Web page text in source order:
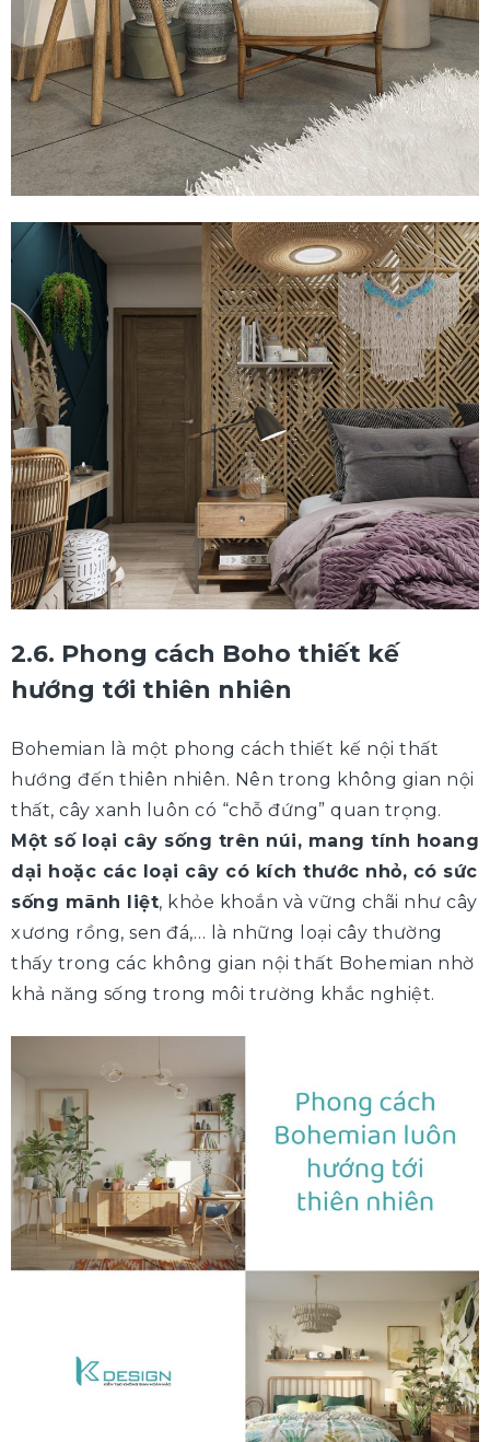
2.6. Phong cách Boho thiết kế
hướng tới thiên nhiên
Bohemian là một phong cách thiết kế nội thất
hướng đến thiên nhiên. Nên trong không gian nội
thất, cây xanh luôn có “chỗ đứng” quan trọng.
Một số loại cây sống trên núi, mang tính hoang
dại hoặc các loại cây có kích thước nhỏ, có sức
sống mãnh liệt, khỏe khoắn và vững chãi như cây
xương rồng, sen đá,… là những loại cây thường
thấy trong các không gian nội thất Bohemian nhờ
khả năng sống trong môi trường khắc nghiệt.